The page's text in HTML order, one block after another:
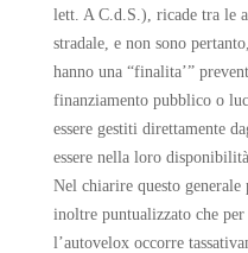
lett. A C.d.S.), ricade tra le
stradale, e non sono
hanno una “finalita’”
finanziamento pubblico o
essere gestiti direttamente
essere nella loro
Nel chiarire questo
inoltre puntualizzato che
l’autovelox occorre